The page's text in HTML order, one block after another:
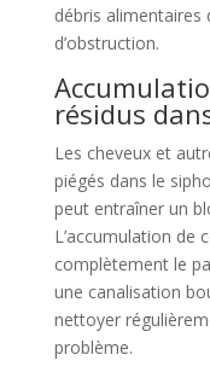
débris alimentaires
d’obstruction.
résidus
Les cheveux et
piégés dans le
peut entraîner un
L’accumulation de
complètement le
une canalisation
nettoyer
problème.